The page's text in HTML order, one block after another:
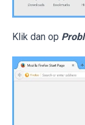
Klik dan op